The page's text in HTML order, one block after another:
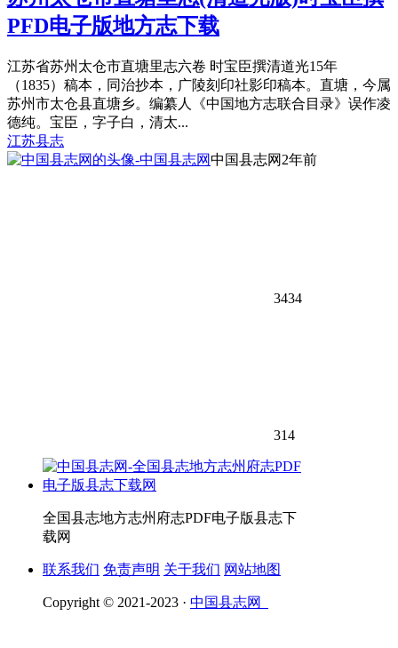
PFD电子版地方志下载
江苏省苏州太仓市直塘里志六卷 时宝臣撰清道光15年
（1835）稿本，同治抄本，广陵刻印社影印稿本。直塘，今属
苏州市太仓县直塘乡。编纂人《中国地方志联合目录》误作凌
德纯。宝臣，字子白，清太...
江苏县志
中国县志网 2年前
3434
314
全国县志地方志州府志PDF电子版县志下
载网
联系我们 免责声明 关于我们 网站地图
Copyright © 2021-2023 · 中国县志网